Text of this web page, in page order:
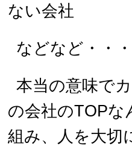
ない会社
などなど・・・
本当の意味で
の会社のTOPな
組み、人を大切